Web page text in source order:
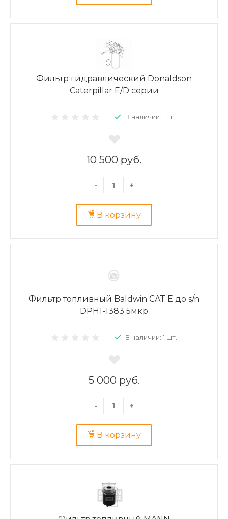
Фильтр гидравлический Donaldson
Caterpillar E/D серии
В наличии: 1 шт.
10 500 руб.
- +
В корзину
Фильтр топливный Baldwin CAT E до s/n
DPH1-1383 5мкр
В наличии: 1 шт.
5 000 руб.
- +
В корзину